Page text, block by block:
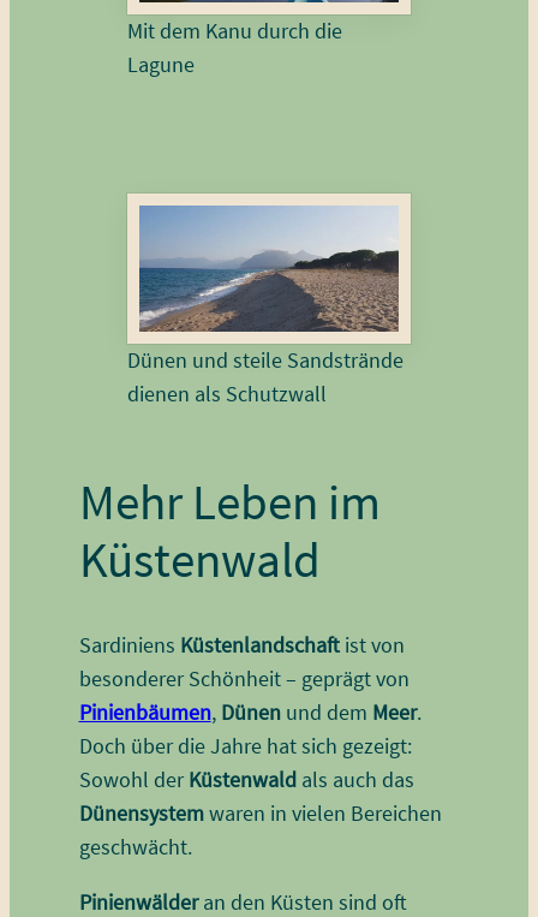
Mit dem Kanu durch die
Lagune
Dünen und steile Sandstrände
dienen als Schutzwall
Mehr Leben im
Küstenwald
Sardiniens Küstenlandschaftist von
besonderer Schönheit – geprägt von
Pinienbäumen, Dünenund dem Meer.
Doch über die Jahre hat sich gezeigt:
Sowohl derKüstenwald als auch das
Dünensystemwaren in vielen Bereichen
geschwächt.
Pinienwälderan den Küsten sind oft